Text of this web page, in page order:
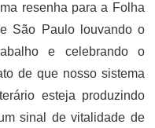
resenha para a Folha
São Paulo louvando o
e celebrando o
de que nosso sistema
esteja produzindo
sinal de vitalidade de